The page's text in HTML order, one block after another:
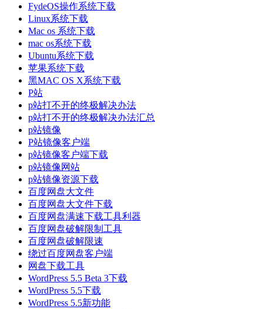
FydeOS操作系统下载
Linux系统下载
Mac os 系统下载
mac os系统下载
Ubuntu系统下载
苹果系统下载
黑MAC OS X系统下载
P站
p站打不开的终极解决办法
p站打不开的终极解决办法汇总
p站镜像
P站镜像客户端
p站镜像客户端下载
p站镜像网站
p站镜像资源下载
百度网盘大文件
百度网盘大文件下载
百度网盘满速下载工具利器
百度网盘破解限制工具
百度网盘破解限速
绕过百度网盘客户端
网盘下载工具
WordPress 5.5 Beta 3下载
WordPress 5.5下载
WordPress 5.5新功能